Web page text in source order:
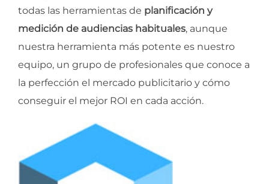
todas las herramientas de planificación y
medición de audiencias habituales, aunque
nuestra herramienta más potente es nuestro
equipo, un grupo de profesionales que conoce a
la perfección el mercado publicitario y cómo
conseguir el mejor ROI en cada acción.